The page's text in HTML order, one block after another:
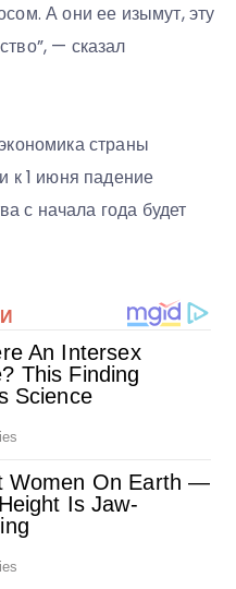
А они ее изымут, эту
— сказал
страны
к 1 июня падение
с начала года будет